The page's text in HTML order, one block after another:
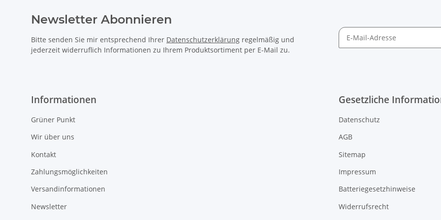
Newsletter Abonnieren
Bitte senden Sie mir entsprechend Ihrer Datenschutzerklärung regelmäßig und
jederzeit widerruflich Informationen zu Ihrem Produktsortiment per E-Mail zu.
Informationen
Grüner Punkt
Wir über uns
Kontakt
Zahlungsmöglichkeiten
Versandinformationen
Newsletter
Gesetzliche
Datenschutz
AGB
Sitemap
Impressum
Batteriegesetzhinweise
Widerrufsrecht